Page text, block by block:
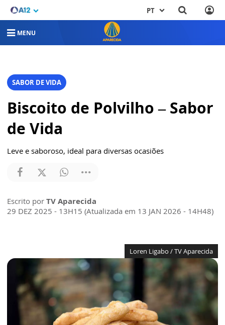
PT
MENU
SABOR DE VIDA
Biscoito de Polvilho – Sabor
de Vida
Leve e saboroso, ideal para diversas ocasiões
Escrito por TV Aparecida
29 DEZ 2025 - 13H15 (Atualizada em 13 JAN 2026 - 14H48)
Loren Ligabo / TV Aparecida